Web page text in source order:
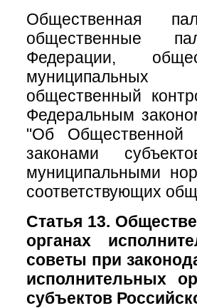
Общественная
общественные
Федерации,
муниципальных
общественный
Федеральным
"Об Общественной
законами
муниципальными
соответствующих
Статья 13.
органах
советы при
исполнительных
субъектов